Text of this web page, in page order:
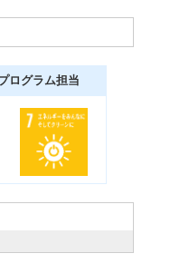
ログラム担当